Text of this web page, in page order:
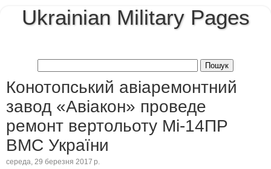
Ukrainian Military Pages
Конотопський авіаремонтний
завод «Авіакон» проведе
ремонт вертольоту Мі-14ПР
ВМС України
середа, 29 березня 2017 р.